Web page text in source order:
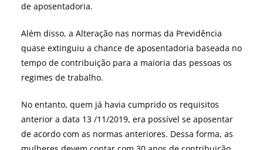
de aposentadoria.
Além disso, a Alteração nas normas da Previdência
quase extinguiu a chance de aposentadoria baseada no
tempo de contribuição para a maioria das pessoas os
regimes de trabalho.
No entanto, quem já havia cumprido os requisitos
anterior a data 13 /11/2019, era possível se aposentar
de acordo com as normas anteriores. Dessa forma, as